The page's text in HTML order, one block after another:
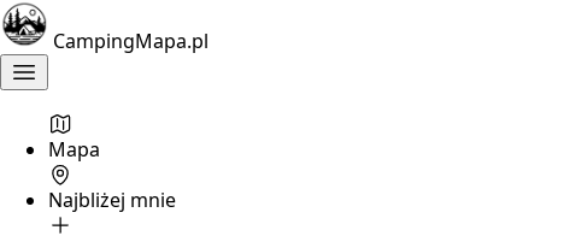
CampingMapa.pl
Mapa
Najbliżej mnie